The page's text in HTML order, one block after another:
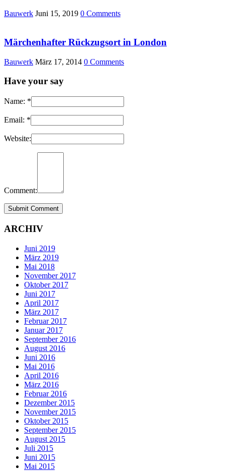
Bauwerk Juni 15, 2019 0 Comments
Märchenhafter Rückzugsort in London
Bauwerk März 17, 2014 0 Comments
Have your say
Name: *
Email: *
Website:
Comment:
ARCHIV
Juni 2019
März 2019
Mai 2018
November 2017
Oktober 2017
Juni 2017
April 2017
März 2017
Februar 2017
Januar 2017
September 2016
August 2016
Juni 2016
Mai 2016
April 2016
März 2016
Februar 2016
Dezember 2015
November 2015
Oktober 2015
September 2015
August 2015
Juli 2015
Juni 2015
Mai 2015